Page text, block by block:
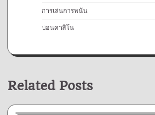
การเล่นการพนัน
บ่อนคาสิโน
Related Posts